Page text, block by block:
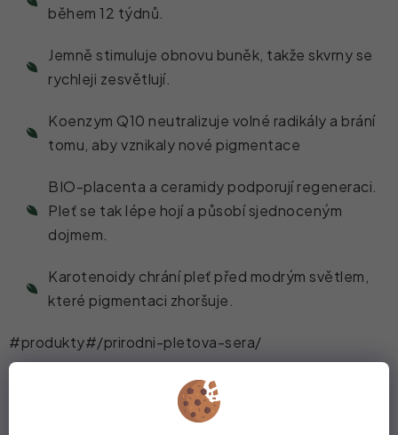
během 12 týdnů.
Jemně stimuluje obnovu buněk, takže skvrny se
rychleji zesvětlují.
Koenzym Q10 neutralizuje volné radikály a brání
tomu, aby vznikaly nové pigmentace
BIO-placenta a ceramidy podporují regeneraci.
Pleť se tak lépe hojí a působí sjednoceným
dojmem.
Karotenoidy chrání pleť před modrým světlem,
které pigmentaci zhoršuje.
#produkty#/prirodni-pletova-sera/
Kompletní péče díky kombinaci